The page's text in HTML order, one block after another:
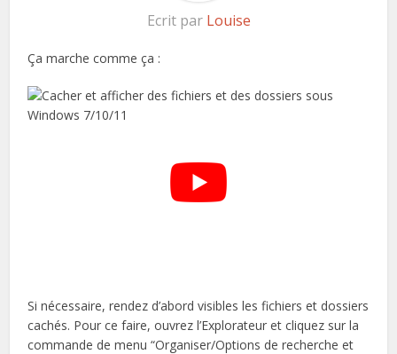
Ecrit par Louise
Ça marche comme ça :
Si nécessaire, rendez d’abord visibles les fichiers et dossiers
cachés. Pour ce faire, ouvrez l’Explorateur et cliquez sur la
commande de menu “Organiser/Options de recherche et